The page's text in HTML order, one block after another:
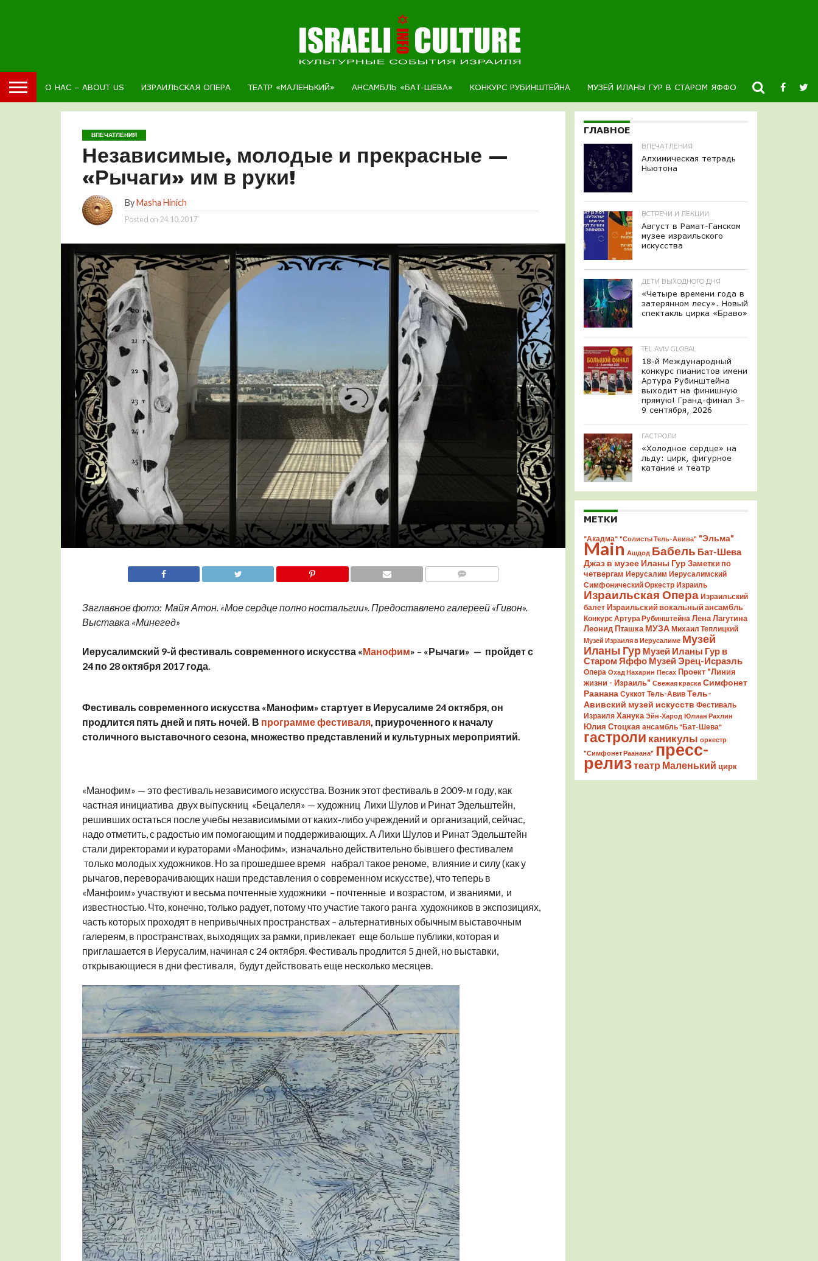
О НАС – ABOUT US ИЗРАИЛЬСКАЯ ОПЕРА ТЕАТР «МАЛЕНЬКИЙ» АНСАМБЛЬ «БАТ-ШЕВА» КОНКУРС РУБИНШТЕЙНА МУЗЕЙ ИЛАНЫ ГУР В СТАРОМ ЯФФО НОВОСТИ
ВПЕЧАТЛЕНИЯ
Независимые, молодые и прекрасные —
«Рычаги» им в руки!
ByMasha Hinich
Posted on 24.10.2017
Заглавное фото: Майя Атон. «Мое сердце полно ностальгии». Предоставлено галереей «Гивон».
Выставка «Минегед»
Иерусалимский 9-й фестиваль современного искусства «Манофим» – «Рычаги» — пройдет с
24 по 28 октября 2017 года.
Фестиваль современного искусства «Манофим» стартует в Иерусалиме 24 октября, он
продлится пять дней и пять ночей. В программе фестиваля, приуроченного к началу
столичного выставочного сезона, множество представлений и культурных мероприятий.
«Манофим» — это фестиваль независимого искусства. Возник этот фестиваль в 2009-м году, как
частная инициатива двух выпускниц «Бецалеля» — художниц Лихи Шулов и Ринат Эдельштейн,
решивших остаться после учебы независимыми от каких-либо учреждений и организаций, сейчас,
надо отметить, с радостью им помогающим и поддерживающих. А Лихи Шулов и Ринат Эдельштейн
стали директорами и кураторами «Манофим», изначально действительно бывшего фестивалем
только молодых художников. Но за прошедшее время набрал такое реноме, влияние и силу (как у
рычагов, переворачивающих наши представления о современном искусстве), что теперь в
«Манфоим» участвуют и весьма почтенные художники – почтенные и возрастом, и званиями, и
известностью. Что, конечно, только радует, потому что участие такого ранга художников в экспозициях,
часть которых проходят в непривычных пространствах – альтернативных обычным выставочным
галереям, в пространствах, выходящих за рамки, привлекает еще больше публики, которая и
приглашается в Иерусалим, начиная с 24 октября. Фестиваль продлится 5 дней, но выставки,
открывающиеся в дни фестиваля, будут действовать еще несколько месяцев.
ГЛАВНОЕ
ВПЕЧАТЛЕНИЯ
Алхимическая тетрадь
Ньютона
ВСТРЕЧИ И ЛЕКЦИИ
Август в Рамат-Ганском
музее израильского
искусства
ДЕТИ ВЫХОДНОГО ДНЯ
«Четыре времени года в
затерянном лесу». Новый
спектакль цирка «Браво»
TEL AVIV GLOBAL
18-й Международный
конкурс пианистов имени
Артура Рубинштейна
выходит на финишную
прямую! Гранд-финал 3–
9 сентября, 2026
ГАСТРОЛИ
«Холодное сердце» на
льду: цирк, фигурное
катание и театр
МЕТКИ
"Акадма" "Солисты Тель-Авива" "Эльма"
Main Ашдод Бабель Бат-Шева
Джаз в музее Иланы Гур Заметки по
четвергам Иерусалим Иерусалимский
Симфонический Оркестр Израиль
Израильская Опера Израильский
балет Израильский вокальный ансамбль
Конкурс Артура Рубинштейна Лена Лагутина
Леонид Пташка МУЗА Михаил Теплицкий
Музей Израиля в Иерусалиме Музей
Иланы Гур Музей Иланы Гур в
Старом Яффо Музей Эрец-Исраэль
Опера Охад Нахарин Песах Проект "Линия
жизни - Израиль" Свежая краска Симфонет
Раанана Суккот Тель-Авив Тель-
Авивский музей искусств Фестиваль
Израиля Ханука Эйн-Харод Юлиан Рахлин
Юлия Стоцкая ансамбль "Бат-Шева"
гастроли каникулы оркестр
"Симфонет Раанана" пресс-
релизтеатр Маленький цирк